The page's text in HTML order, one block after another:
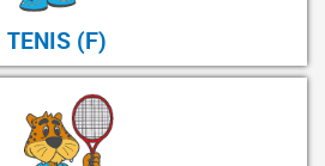
TENIS (F)